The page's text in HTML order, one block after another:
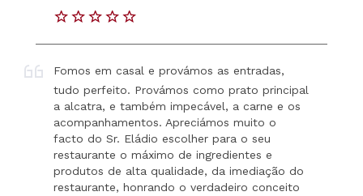
Fomos em casal e provámos as entradas,
tudo perfeito. Provámos como prato principal
a alcatra, e também impecável, a carne e os
acompanhamentos. Apreciámos muito o
facto do Sr. Eládio escolher para o seu
restaurante o máximo de ingredientes e
produtos de alta qualidade, da imediação do
restaurante, honrando o verdadeiro conceito